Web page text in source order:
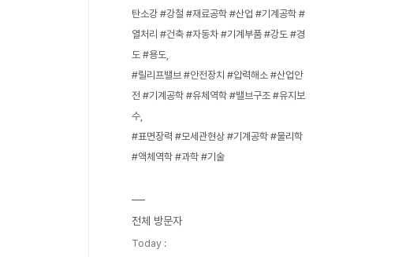
탄소강 #강철 #재료공학 #산업 #기계공학 #
열처리 #건축 #자동차 #기계부품 #강도 #경
도 #용도
#릴리프밸브 #안전장치 #압력해소 #산업안
전 #기계공학 #유체역학 #밸브구조 #유지보
수
#표면장력 #모세관현상 #기계공학 #물리학
#액체역학 #과학 #기술
전체 방문자
Today :